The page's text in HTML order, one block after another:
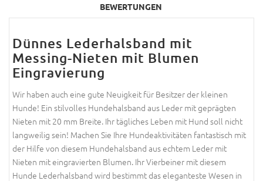
BEWERTUNGEN
Dünnes Lederhalsband mit
Messing-Nieten mit Blumen
Eingravierung
Wir haben auch eine gute Neuigkeit für Besitzer der kleinen
Hunde! Ein stilvolles Hundehalsband aus Leder mit geprägten
Nieten mit 20 mm Breite. Ihr tägliches Leben mit Hund soll nicht
langweilig sein! Machen Sie Ihre Hundeaktivitäten fantastisch mit
der Hilfe von diesem Hundehalsband aus echtem Leder mit
Nieten mit eingravierten Blumen. Ihr Vierbeiner mit diesem
Hunde Lederhalsband wird bestimmt das eleganteste Wesen in